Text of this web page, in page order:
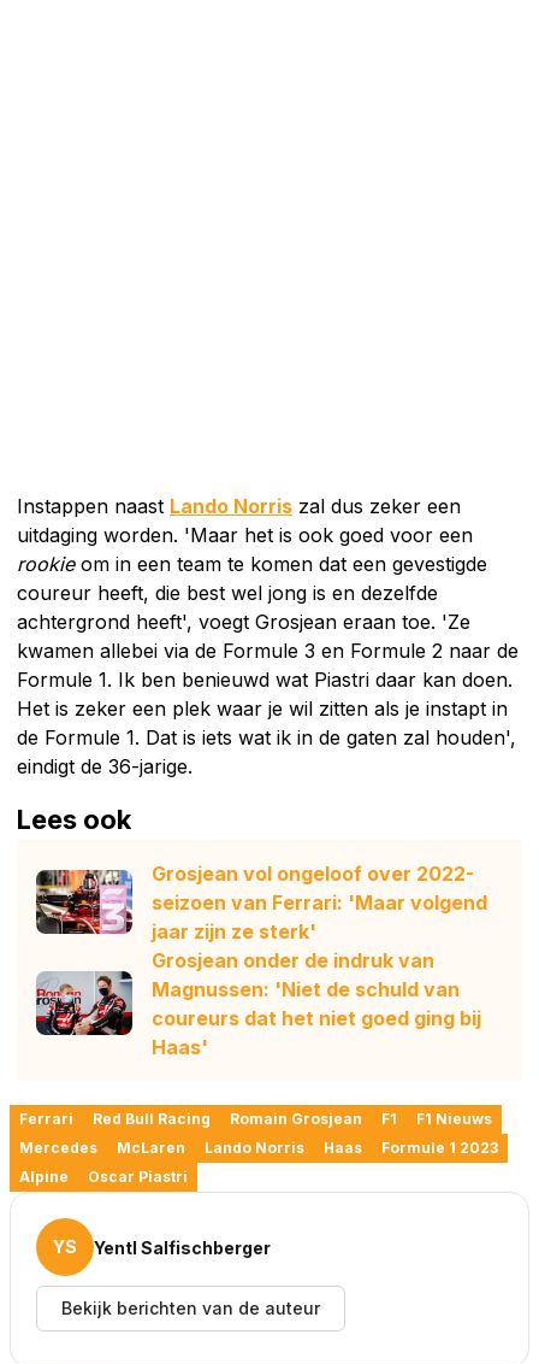
Instappen naast Lando Norris zal dus zeker een
uitdaging worden. 'Maar het is ook goed voor een
rookie om in een team te komen dat een gevestigde
coureur heeft, die best wel jong is en dezelfde
achtergrond heeft', voegt Grosjean eraan toe. 'Ze
kwamen allebei via de Formule 3 en Formule 2 naar de
Formule 1. Ik ben benieuwd wat Piastri daar kan doen.
Het is zeker een plek waar je wil zitten als je instapt in
de Formule 1. Dat is iets wat ik in de gaten zal houden',
eindigt de 36-jarige.
Lees ook
Grosjean vol ongeloof over 2022-
seizoen van Ferrari: 'Maar volgend
jaar zijn ze sterk'
Grosjean onder de indruk van
Magnussen: 'Niet de schuld van
coureurs dat het niet goed ging bij
Haas'
Ferrari Red Bull Racing Romain Grosjean F1
F1 Nieuws
Mercedes
McLaren Lando Norris Haas
Formule 1 2023
Alpine
Oscar Piastri
YS Yentl Salfischberger
Bekijk berichten van de auteur